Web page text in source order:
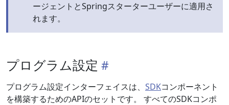
ージェントとSpringスターターユーザーに適用さ
れます。
プログラム設定
プログラム設定インターフェイスは、 SDKコンポーネント
を構築するためのAPIのセットです。 すべてのSDKコンポ